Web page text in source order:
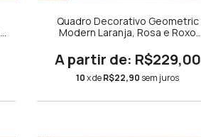
Quadro Decorativo Geometric
Modern Laranja, Rosa e Roxo
R$229,00
10x deR$22,90 sem juros